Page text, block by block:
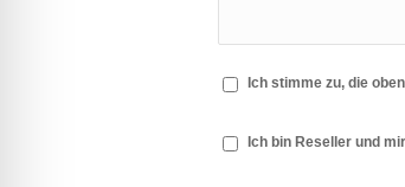
Ich stimme zu, die
Ich bin Reseller und